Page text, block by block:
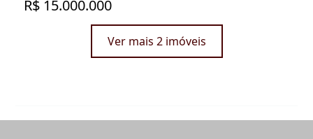
R$ 15.000.000
Ver mais 2 imóveis